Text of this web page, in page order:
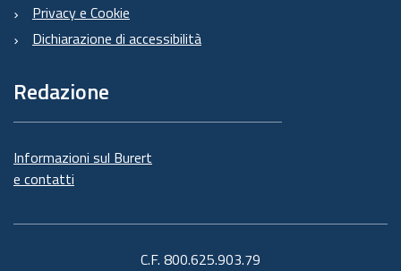
Privacy e Cookie
Dichiarazione di accessibilità
Redazione
Informazioni sul Burert
e contatti
C.F. 800.625.903.79